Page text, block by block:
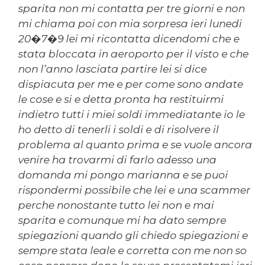
sparita non mi contatta per tre giorni e non
mi chiama poi con mia sorpresa ieri lunedi
20�7�9 lei mi ricontatta dicendomi che e
stata bloccata in aeroporto per il visto e che
non l’anno lasciata partire lei si dice
dispiacuta per me e per come sono andate
le cose e si e detta pronta ha restituirmi
indietro tutti i miei soldi immediatante io le
ho detto di tenerli i soldi e di risolvere il
problema al quanto prima e se vuole ancora
venire ha trovarmi di farlo adesso una
domanda mi pongo marianna e se puoi
rispondermi possibile che lei e una scammer
perche nonostante tutto lei non e mai
sparita e comunque mi ha dato sempre
spiegazioni quando gli chiedo spiegazioni e
sempre stata leale e corretta con me non so